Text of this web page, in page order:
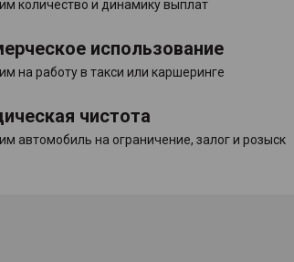
количество и динамику выплат
использование
на работу в такси или каршеринге
чистота
автомобиль на ограничение, залог и розыск